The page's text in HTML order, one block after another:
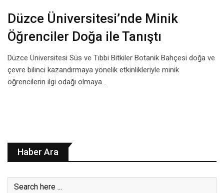
Düzce Üniversitesi’nde Minik
Öğrenciler Doğa ile Tanıştı
Düzce Üniversitesi Süs ve Tıbbi Bitkiler Botanik Bahçesi doğa ve
çevre bilinci kazandırmaya yönelik etkinlikleriyle minik
öğrencilerin ilgi odağı olmaya…
Haber Ara